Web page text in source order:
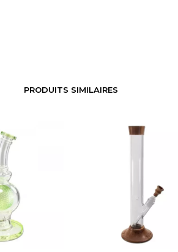
PRODUITS SIMILAIRES